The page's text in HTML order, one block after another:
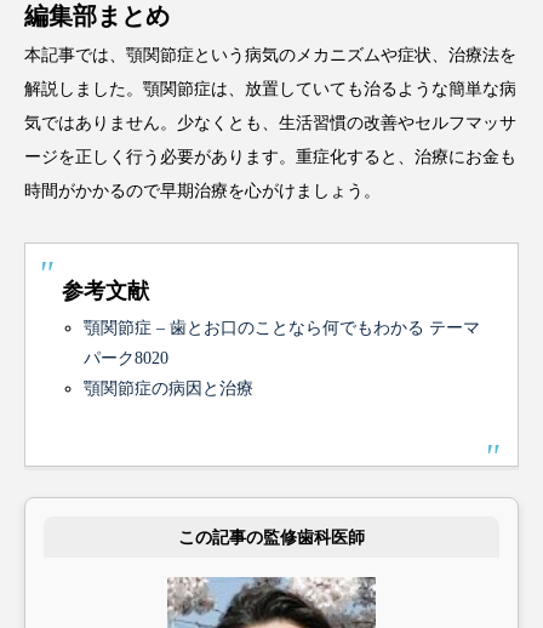
編集部まとめ
本記事では、顎関節症という病気のメカニズムや症状、治療法を
解説しました。顎関節症は、放置していても治るような簡単な病
気ではありません。少なくとも、生活習慣の改善やセルフマッサ
ージを正しく行う必要があります。重症化すると、治療にお金も
時間がかかるので早期治療を心がけましょう。
参考文献
顎関節症 – 歯とお口のことなら何でもわかる テーマ
パーク8020
顎関節症の病因と治療
この記事の監修歯科医師